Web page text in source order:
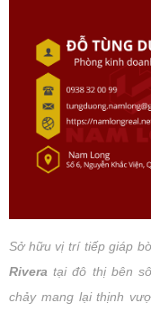
Sở hữu vị trí tiếp giáp
Rivera tại đô thị bên
chảy mang lại thịnh